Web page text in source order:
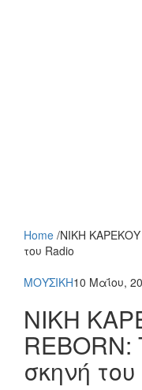
Home /ΝΙΚΗ ΚΑΡΕΚΟΥ
του Radio
ΜΟΥΣΙΚΗ10 Μαΐου,
ΝΙΚΗ
REBORN:
σκηνή